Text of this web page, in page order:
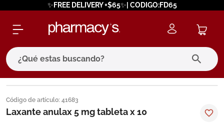
✨FREE DELIVERY +$65✨| CODIGO:FD65
¿Qué estas buscando?
Código de artículo: 41683
Laxante anulax 5 mg tableta x 10
términos más buscados
1. eucerin